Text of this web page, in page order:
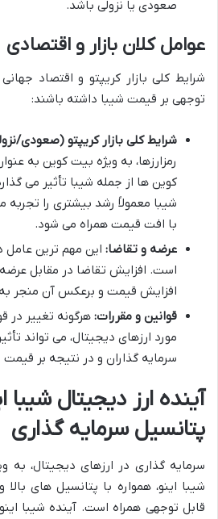
صعودی یا نزولی باشد.
عوامل کلان بازار و اقتصادی
شرایط کلی بازار کریپتو و اقتصاد
توجهی بر قیمت شیبا داشته باشند:
شرایط کلی بازار کریپتو (صعودی/
رمزارزها، به ویژه بیت کوین به
کوین ها از جمله شیبا تأثیر می
شیبا معمولاً رشد بیشتری را تجربه
با افت قیمت همراه می شود.
عرضه و تقاضا: این مهم ترین عامل
است. افزایش تقاضا در مقابل
افزایش قیمت و برعکس آن منجر
قوانین و مقررات: هرگونه تغییر در
مورد ارزهای دیجیتال، می تواند
سرمایه گذاران و در نتیجه بر
پتانسیل سرمایه گذاری
سرمایه گذاری در ارزهای دیجیتال، به
شیبا اینو، همواره با پتانسیل های
قابل توجهی همراه است. آینده شیبا